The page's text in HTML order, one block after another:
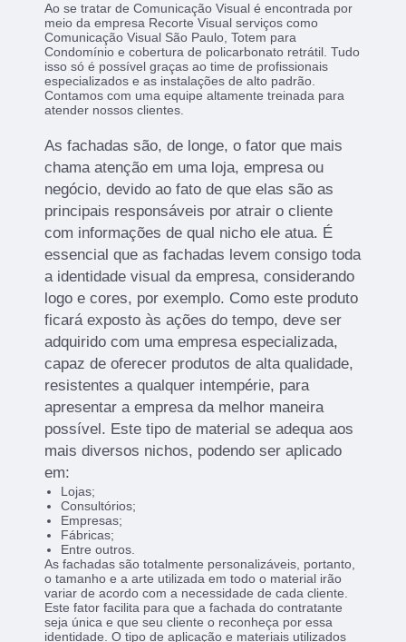
Ao se tratar de Comunicação Visual é encontrada por
meio da empresa Recorte Visual serviços como
Comunicação Visual São Paulo, Totem para
Condomínio e cobertura de policarbonato retrátil. Tudo
isso só é possível graças ao time de profissionais
especializados e as instalações de alto padrão.
Contamos com uma equipe altamente treinada para
atender nossos clientes.
As fachadas são, de longe, o fator que mais
chama atenção em uma loja, empresa ou
negócio, devido ao fato de que elas são as
principais responsáveis por atrair o cliente
com informações de qual nicho ele atua. É
essencial que as fachadas levem consigo toda
a identidade visual da empresa, considerando
logo e cores, por exemplo. Como este produto
ficará exposto às ações do tempo, deve ser
adquirido com uma empresa especializada,
capaz de oferecer produtos de alta qualidade,
resistentes a qualquer intempérie, para
apresentar a empresa da melhor maneira
possível. Este tipo de material se adequa aos
mais diversos nichos, podendo ser aplicado
em:
Lojas;
Consultórios;
Empresas;
Fábricas;
Entre outros.
As fachadas são totalmente personalizáveis, portanto,
o tamanho e a arte utilizada em todo o material irão
variar de acordo com a necessidade de cada cliente.
Este fator facilita para que a fachada do contratante
seja única e que seu cliente o reconheça por essa
identidade. O tipo de aplicação e materiais utilizados